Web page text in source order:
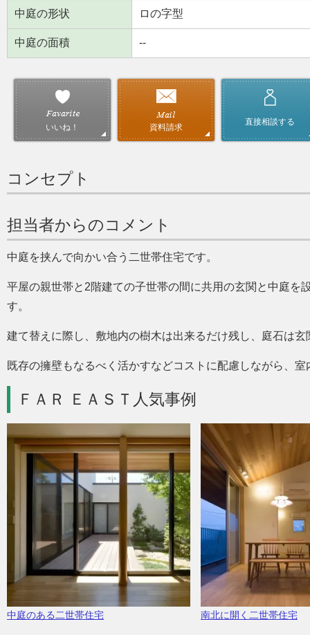
中庭の形状 ロの字型
中庭の面積 --
いいね！ 資料請求
直接相談する
コンセプト
担当者からのコメント
中庭を挟んで向かい合う二世帯住宅です。
平屋の親世帯と2階建ての子世帯の間に共用の玄関と中庭を
す。
建て替えに際し、敷地内の樹木は出来るだけ残し、庭石は
既存の擁壁もなるべく活かすなどコストに配慮しながら、
ＦＡＲ ＥＡＳＴ人気事例
中庭のある二世帯住宅 南北に開く二世帯住宅